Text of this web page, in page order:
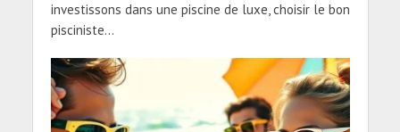
investissons dans une piscine de luxe, choisir le bon
pisciniste...